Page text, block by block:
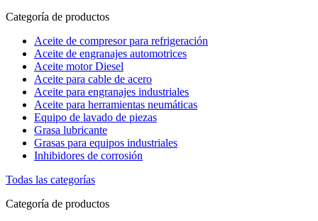
Categoría de productos
Aceite de compresor para refrigeración
Aceite de engranajes automotrices
Aceite motor Diesel
Aceite para cable de acero
Aceite para engranajes industriales
Aceite para herramientas neumáticas
Equipo de lavado de piezas
Grasa lubricante
Grasas para equipos industriales
Inhibidores de corrosión
Todas las categorías
Categoría de productos